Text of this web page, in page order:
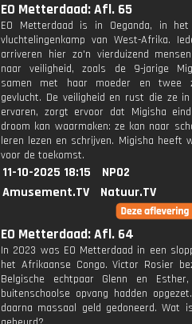
EO Metterdaad: Afl. 65
EO Metterdaad is in Oeganda, in
vluchtelingenkamp van West-Afrika.
arriveren hier zo'n vierduizend
naar veiligheid, zoals de 9-jarige
samen met haar moeder en twee
gevlucht. De veiligheid en rust die ze
ervaren, zorgt ervoor dat Migisha
droom kan waarmaken: ze kan naar
leren lezen en schrijven. Migisha heeft
voor de toekomst.
11-10-2025 18:15
NPO2
Amusement.TV
Natuur.TV
EO Metterdaad: Afl. 64
In 2023 was EO Metterdaad in een
het Afrikaanse Congo. Victor Rosier
Belgische echtpaar Glenn en
buitenschoolse opvang hadden
daarna massaal geld gedoneerd. Wat